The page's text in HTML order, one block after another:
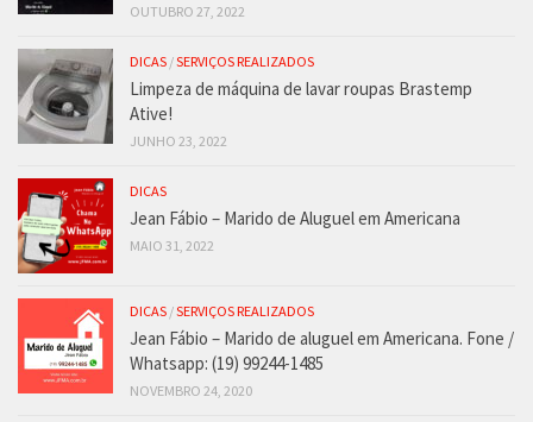
OUTUBRO 27, 2022
DICAS /SERVIÇOS REALIZADOS
Limpeza de máquina de lavar roupas Brastemp
Ative!
JUNHO 23, 2022
DICAS
Jean Fábio – Marido de Aluguel em Americana
MAIO 31, 2022
DICAS /SERVIÇOS REALIZADOS
Jean Fábio – Marido de aluguel em Americana. Fone /
Whatsapp: (19) 99244-1485
NOVEMBRO 24, 2020